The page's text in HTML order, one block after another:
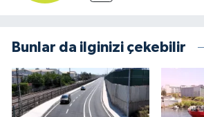
Bunlar da ilginizi çekebilir